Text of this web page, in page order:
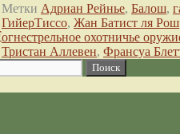
Метки Адриан Рейнье, Балош,
ГийерТиссо, Жан Батист ля Рош
огнестрельное охотничье
Тристан Аллевен, Франсуа